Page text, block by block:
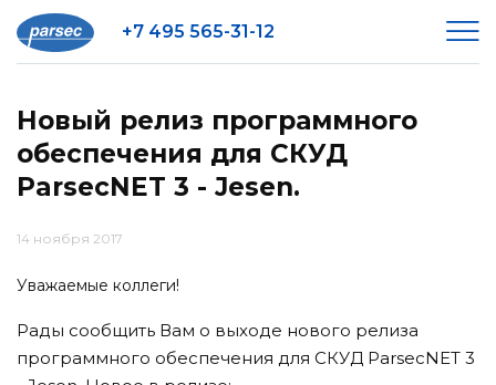
+7 495 565-31-12
Новый релиз программного
обеспечения для СКУД
ParsecNET 3 - Jesen.
14 ноября 2017
Уважаемые коллеги!
Рады сообщить Вам о выходе нового релиза
программного обеспечения для СКУД ParsecNET 3